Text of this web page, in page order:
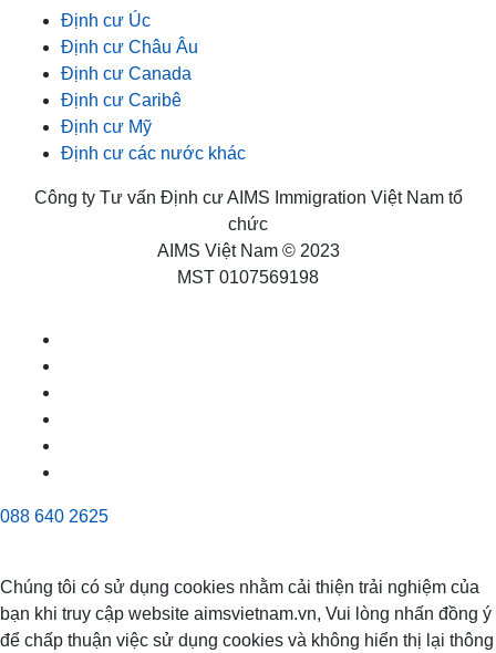
Định cư Úc
Định cư Châu Âu
Định cư Canada
Định cư Caribê
Định cư Mỹ
Định cư các nước khác
Công ty Tư vấn Định cư AIMS Immigration Việt Nam tổ
chức
AIMS Việt Nam © 2023
MST 0107569198
088 640 2625
Chúng tôi có sử dụng cookies nhằm cải thiện trải nghiệm của
bạn khi truy cập website aimsvietnam.vn, Vui lòng nhấn đồng ý
để chấp thuận việc sử dụng cookies và không hiển thị lại thông